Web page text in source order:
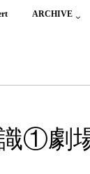
ARCHIVE
①劇